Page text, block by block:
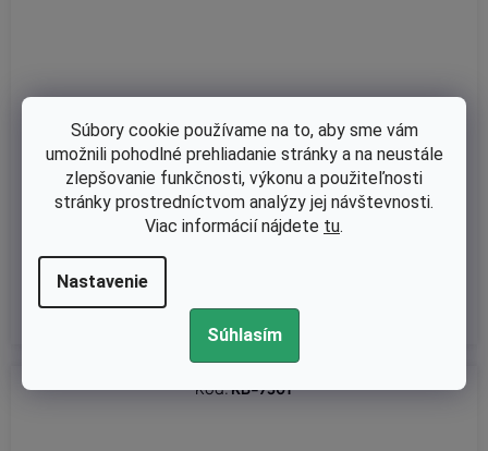
Súbory cookie používame na to, aby sme vám
umožnili pohodlné prehliadanie stránky a na neustále
zlepšovanie funkčnosti, výkonu a použiteľnosti
stránky prostredníctvom analýzy jej návštevnosti.
Viac informácií nájdete tu.
Nastavenie
Súhlasím
Tesnenie medzi rozdeľovačom a valcom krovinorezu Oleo-Mac
750S, 750T originál 4191275R
Skladom
€2,52 bez DPH
€3,10
Kód:KB-750T